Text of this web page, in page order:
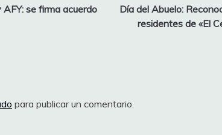
se firma acuerdo
Día del Abuelo:
residentes de «El
para publicar un comentario.